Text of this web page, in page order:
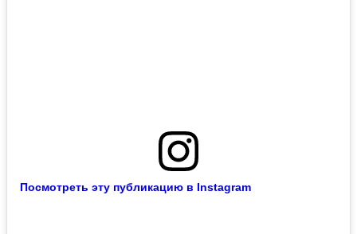
Посмотреть эту публикацию в Instagram